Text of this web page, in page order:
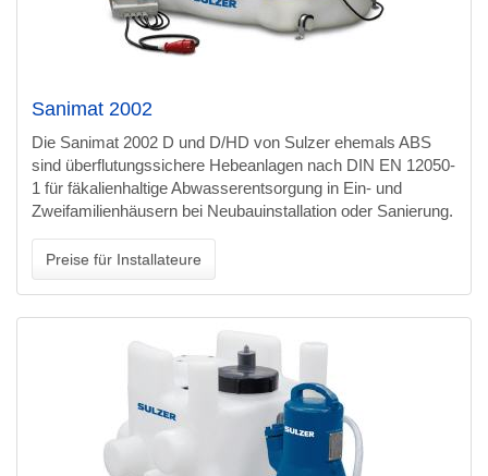
Sanimat 2002
Die Sanimat 2002 D und D/HD von Sulzer ehemals ABS
sind überflutungssichere Hebeanlagen nach DIN EN 12050-
1 für fäkalienhaltige Abwasserentsorgung in Ein- und
Zweifamilienhäusern bei Neubauinstallation oder Sanierung.
Preise für Installateure